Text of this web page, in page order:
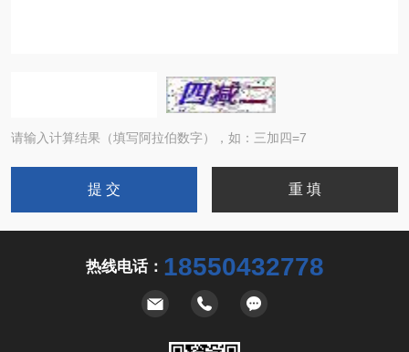
请输入计算结果（填写阿拉伯数字），如：三加四=7
热线电话： 18550432778